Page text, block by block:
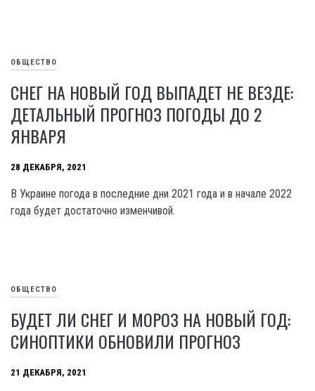
ОБЩЕСТВО
СНЕГ НА НОВЫЙ ГОД ВЫПАДЕТ НЕ ВЕЗДЕ:
ДЕТАЛЬНЫЙ ПРОГНОЗ ПОГОДЫ ДО 2
ЯНВАРЯ
28 ДЕКАБРЯ, 2021
В Украине погода в последние дни 2021 года и в начале 2022
года будет достаточно изменчивой.
ОБЩЕСТВО
БУДЕТ ЛИ СНЕГ И МОРОЗ НА НОВЫЙ ГОД:
СИНОПТИКИ ОБНОВИЛИ ПРОГНОЗ
21 ДЕКАБРЯ, 2021